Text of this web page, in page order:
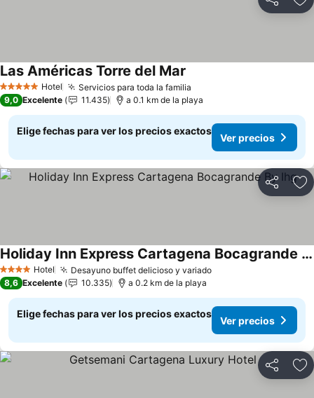
Compartir
5 Estrellas Hotel Servicios para toda la familia
Las Américas Torre del Mar
9,0 Excelente 11.435 a 0.1 km de la playa
Elige fechas para ver los precios exactos
Ver precios
Compartir
4 EstrellasHotel Desayuno buffet delicioso y variadoVer precios
Holiday Inn Express Cartagena Bocagrande By Ihg
Ver precios
8,6 Excelente 10.335 a 0.2 km de la playa
Elige fechas para ver los precios exactos
Ver precios
Compartir